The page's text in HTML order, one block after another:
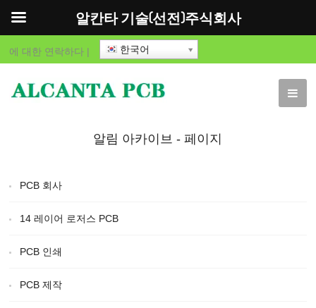
에 대한 연락하다 | 한국어
알림 아카이브 - 페이지
PCB 회사
14 레이어 로저스 PCB
PCB 인쇄
PCB 제작
알칸타 기술(선전)주식회사